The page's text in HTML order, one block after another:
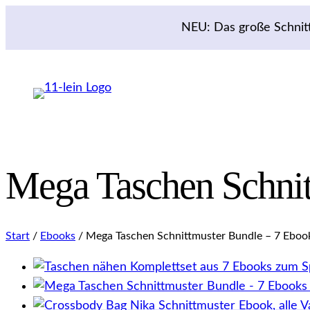
springen
NEU: Das große
Mega Taschen
Start / Ebooks / Mega Taschen Schnittmuster Bundle – 7